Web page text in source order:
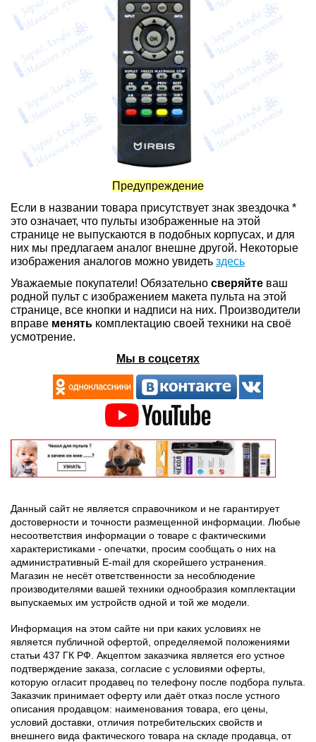
Предупреждение
Если в названии товара присутствует знак звездочка *
это означает, что пульты изображенные на этой
странице не выпускаются в подобных корпусах, и для
них мы предлагаем аналог внешне другой. Некоторые
изображения аналогов можно увидеть здесь
Уважаемые покупатели! Обязательно сверяйте ваш
родной пульт с изображением макета пульта на этой
странице, все кнопки и надписи на них. Производители
вправе менять комплектацию своей техники на своё
усмотрение.
Мы в соцсетях
Данный сайт не является справочником и не гарантирует
достоверности и точности размещенной информации. Любые
несоответствия информации о товаре с фактическими
характеристиками - опечатки, просим сообщать о них на
административный E-mail для скорейшего устранения.
Магазин не несёт ответственности за несоблюдение
производителями вашей техники однообразия комплектации
выпускаемых им устройств одной и той же модели.
Информация на этом сайте ни при каких условиях не
является публичной офертой, определяемой положениями
статьи 437 ГК РФ. Акцептом заказчика является его устное
подтверждение заказа, согласие с условиями оферты,
которую огласит продавец по телефону после подбора пульта.
Заказчик принимает оферту или даёт отказ после устного
описания продавцом: наименования товара, его цены,
условий доставки, отличия потребительских свойств и
внешнего вида фактического товара на складе продавца, от